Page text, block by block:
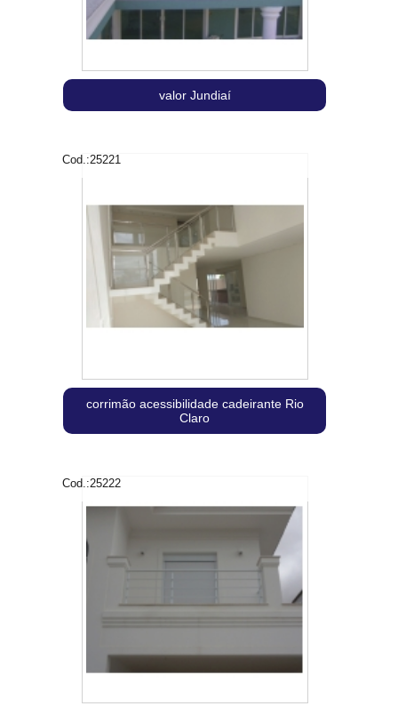
valor Jundiaí
Cod.:25221
corrimão acessibilidade cadeirante Rio
Claro
Cod.:25222